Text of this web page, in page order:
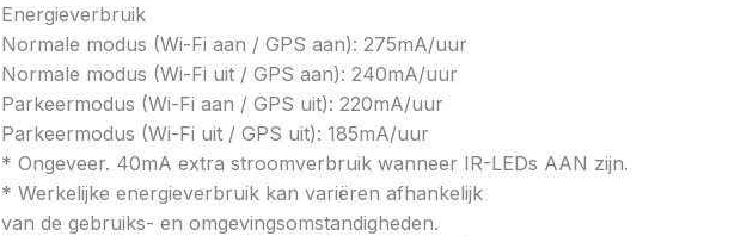
Energieverbruik
Normale modus (Wi-Fi aan / GPS aan): 275mA/uur
Normale modus (Wi-Fi uit / GPS aan): 240mA/uur
Parkeermodus (Wi-Fi aan / GPS uit): 220mA/uur
Parkeermodus (Wi-Fi uit / GPS uit): 185mA/uur
* Ongeveer. 40mA extra stroomverbruik wanneer IR-LEDs AAN zijn.
* Werkelijke energieverbruik kan variëren afhankelijk
van de gebruiks- en omgevingsomstandigheden.